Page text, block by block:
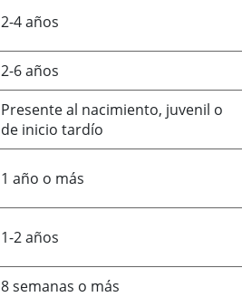
2-4 años
2-6 años
Presente al nacimiento, juvenil o
de inicio tardío
1 año o más
1-2 años
8 semanas o más